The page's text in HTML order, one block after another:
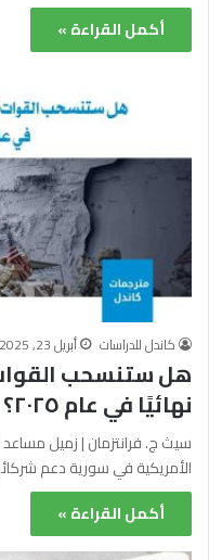
أكمل القراءة »
كاندل للدراسات أبريل 23, 2025
هل ستنسحب
نهائيًا في عام ٢٠٢٥؟
الأمريكية في سورية دعم
أكمل القراءة »